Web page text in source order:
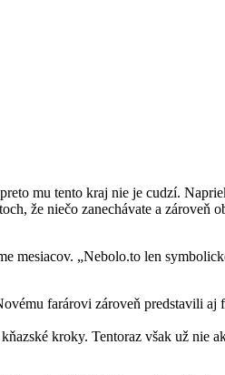
mu tento kraj nie je cudzí.
že niečo zanechávate a
„Nebolo.to len
farárovi zároveň predstavili
kroky. Tentoraz však už nie